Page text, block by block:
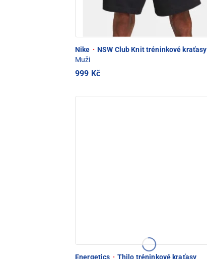
Nike · NSW Club Knit tréninkové kraťasy
Muži
999 Kč
Energetics · Thilo tréninkové kraťasy